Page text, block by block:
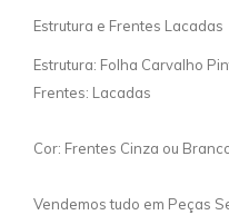
Estrutura e Frentes
Estrutura: Folha Carvalho
Frentes: Lacadas
Cor: Frentes Cinza ou
Vendemos tudo em Peças